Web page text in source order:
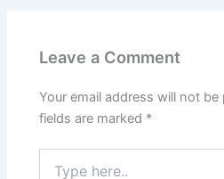
Leave a Comment
Your email address will not be
fields are marked *
here..